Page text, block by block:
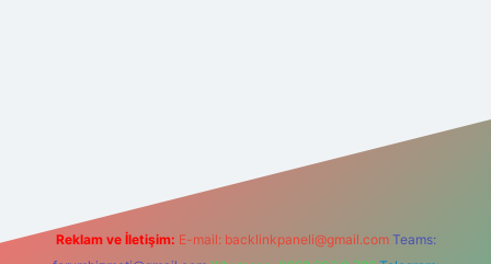
Reklam ve İletişim: E-mail: backlinkpaneli@gmail.com Teams: